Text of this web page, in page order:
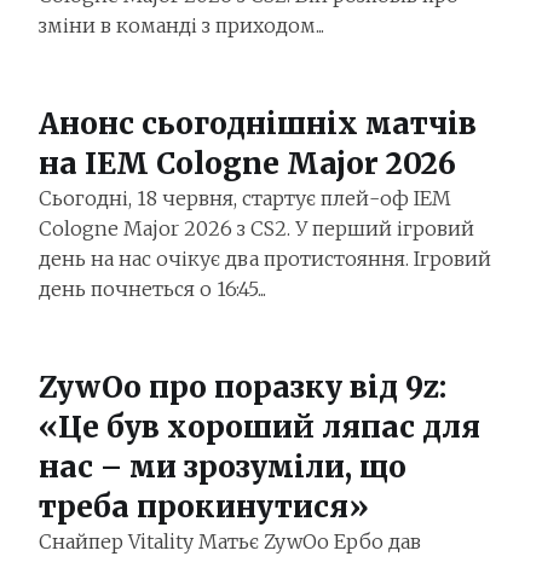
зміни в команді з приходом...
Анонс сьогоднішніх матчів
на IEM Cologne Major 2026
Сьогодні, 18 червня, стартує плей-оф IEM
Cologne Major 2026 з CS2. У перший ігровий
день на нас очікує два протистояння. Ігровий
день почнеться о 16:45...
ZywOo про поразку від 9z:
«Це був хороший ляпас для
нас – ми зрозуміли, що
треба прокинутися»
Снайпер Vitality Матьє ZywOo Ербо дав